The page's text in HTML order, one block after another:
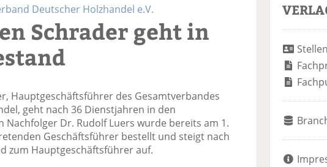
Deutscher Holzhandel e.V.
Schrader geht in
Hauptgeschäftsführer des Gesamtverbandes
geht nach 36 Dienstjahren in den
Nachfolger Dr. Rudolf Luers wurde bereits am 1.
Geschäftsführer bestellt und steigt nach
zum Hauptgeschäftsführer auf.